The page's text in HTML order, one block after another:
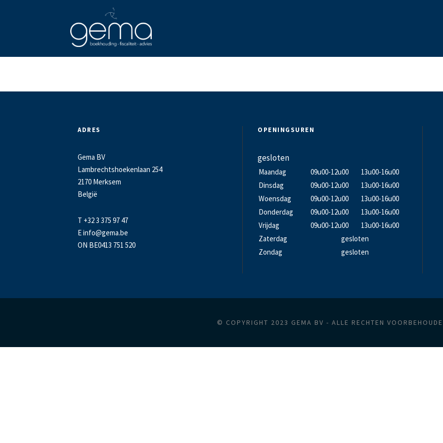
ADRES
Gema BV
Lambrechtshoekenlaan 254
2170 Merksem
België
T +32 3 375 97 47
Einfo@gema.be
ON BE0413 751 520
OPENINGSUREN
gesloten
Maandag 09u00-12u00
13u00-16u00
Dinsdag
09u00-12u00
13u00-16u00
Woensdag
09u00-12u00
13u00-16u00
Donderdag
09u00-12u00
13u00-16u00
Vrijdag
09u00-12u00
13u00-16u00
Zaterdag
gesloten
Zondag
gesloten
© COPYRIGHT 2023 GEMA BV - ALLE RECHTEN